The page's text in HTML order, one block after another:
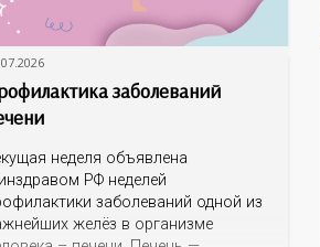
заболеваний
неделя объявлена
РФ неделей
заболеваний одной из
желёз в организме